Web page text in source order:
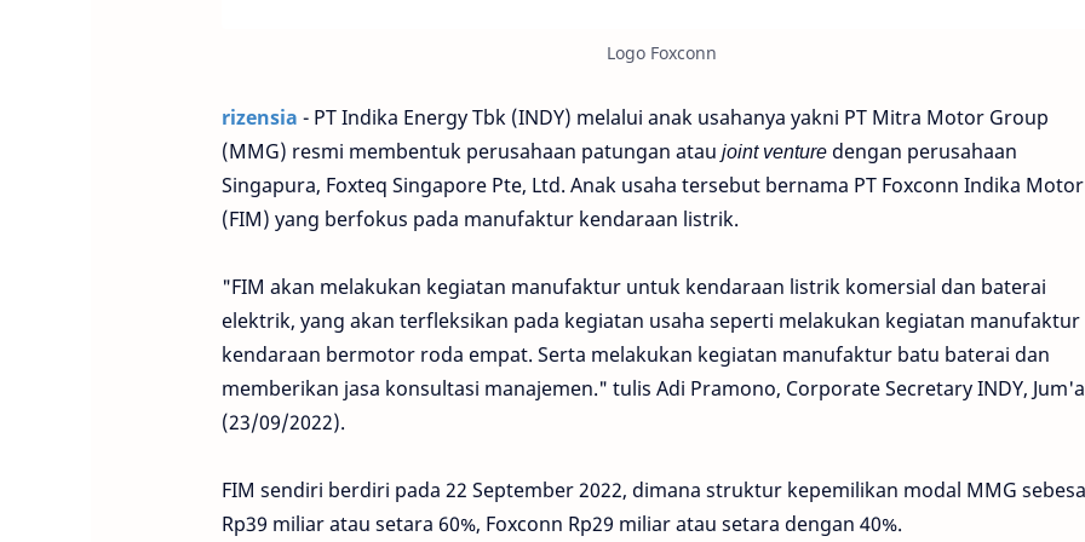
Logo Foxconn
rizensia - PT Indika Energy Tbk (INDY) melalui anak usahanya yakni PT Mitra Motor Group
(MMG) resmi membentuk perusahaan patungan atau joint venturedengan perusahaan
Singapura, Foxteq Singapore Pte, Ltd. Anak usaha tersebut bernama PT Foxconn Indika Motor
(FIM) yang berfokus pada manufaktur kendaraan listrik.
"FIM akan melakukan kegiatan manufaktur untuk kendaraan listrik komersial dan baterai
elektrik, yang akan terfleksikan pada kegiatan usaha seperti melakukan kegiatan manufaktur
kendaraan bermotor roda empat. Serta melakukan kegiatan manufaktur batu baterai dan
memberikan jasa konsultasi manajemen." tulis Adi Pramono, Corporate Secretary INDY,
(23/09/2022).
FIM sendiri berdiri pada 22 September 2022, dimana struktur kepemilikan modal MMG
Rp39 miliar atau setara 60%, Foxconn Rp29 miliar atau setara dengan 40%.